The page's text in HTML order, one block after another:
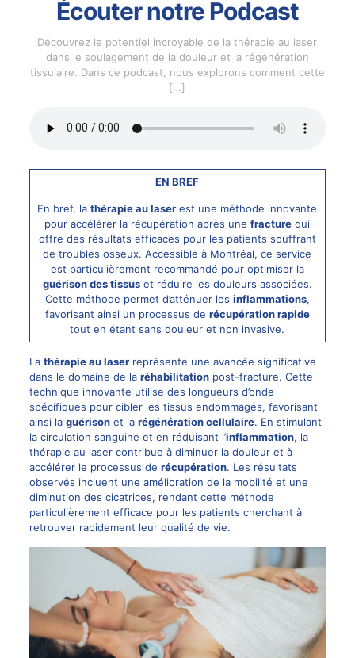
Écouter notre Podcast
Découvrez le potentiel incroyable de la thérapie au laser
dans le soulagement de la douleur et la régénération
tissulaire. Dans ce podcast, nous explorons comment cette
[…]
EN BREF
En bref, lathérapie au laser est une méthode innovante
pour accélérer la récupération après unefracture qui
offre des résultats efficaces pour les patients souffrant
de troubles osseux. Accessible à Montréal, ce service
est particulièrement recommandé pour optimiser la
guérison des tissuset réduire les douleurs associées.
Cette méthode permet d’atténuer les inflammations,
favorisant ainsi un processus de récupération rapide
tout en étant sans douleur et non invasive.
La thérapie aulaserreprésente une avancée significative
dans le domaine de la réhabilitationpost-fracture. Cette
technique innovante utilise des longueurs d’onde
spécifiques pour cibler les tissus endommagés, favorisant
ainsi la guérisonet la régénération cellulaire. En stimulant
la circulation sanguine et en réduisant l’inflammation, la
thérapie au laser contribue à diminuer la douleur et à
accélérer le processus de récupération. Les résultats
observés incluent une amélioration de la mobilité et une
diminution des cicatrices, rendant cette méthode
particulièrement efficace pour les patients cherchant à
retrouver rapidement leur qualité de vie.